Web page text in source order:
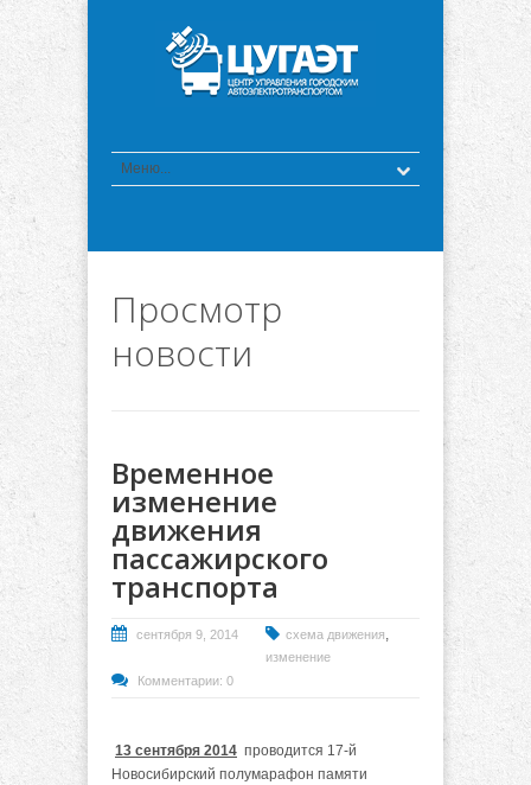
Просмотр
новости
Временное
изменение
движения
пассажирского
транспорта
сентября 9, 2014 схема движения,
изменение
Комментарии: 0
13 сентября 2014 проводится 17-й
Новосибирский полумарафон памяти